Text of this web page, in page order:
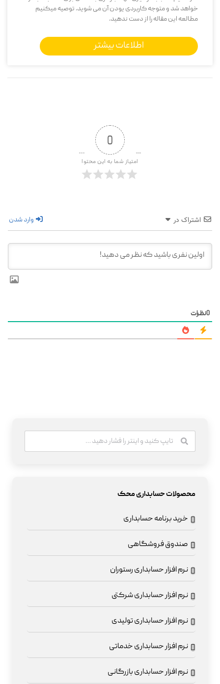
خواهد شد و متوجه کاربردی یودن آن می شوید. توصیه میکنیم
مطالعه این مقاله را از دست ندهید.
اطلاعات بیشتر
0
امتیاز شما به این محتوا
اشتراک در وارد شدن
0نظرات
محصولات حسابداری محک
خرید برنامه حسابداری
صندوق فروشگاهی
نرم افزار حسابداری رستوران
نرم افزار حسابداری شرکتی
نرم افزار حسابداری تولیدی
نرم افزار حسابداری خدماتی
نرم افزار حسابداری بازرگانی